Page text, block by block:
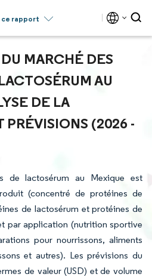
ce rapport
MARCHÉ DES
AU
DE LA
PRÉVISIONS (2026 -
de lactosérum au Mexique est
(concentré de protéines de
de lactosérum et protéines de
par application (nutrition sportive
pour nourrissons, aliments
et autres). Les prévisions du
de valeur (USD) et de volume